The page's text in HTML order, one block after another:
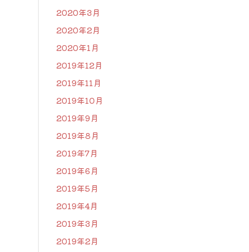
2020年3月
2020年2月
2020年1月
2019年12月
2019年11月
2019年10月
2019年9月
2019年8月
2019年7月
2019年6月
2019年5月
2019年4月
2019年3月
2019年2月